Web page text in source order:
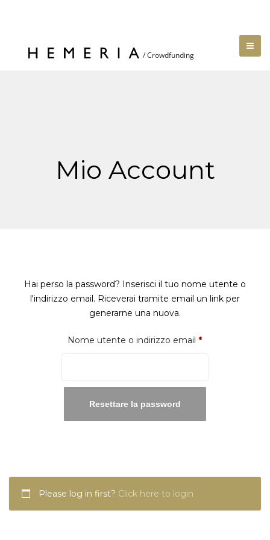
Mio Account
Hai perso la password? Inserisci il tuo nome utente o
l'indirizzo email. Riceverai tramite email un link per
generarne una nuova.
Nome utente o indirizzo email *Richiesto
Resettare la password
Please log in first? Click here to login